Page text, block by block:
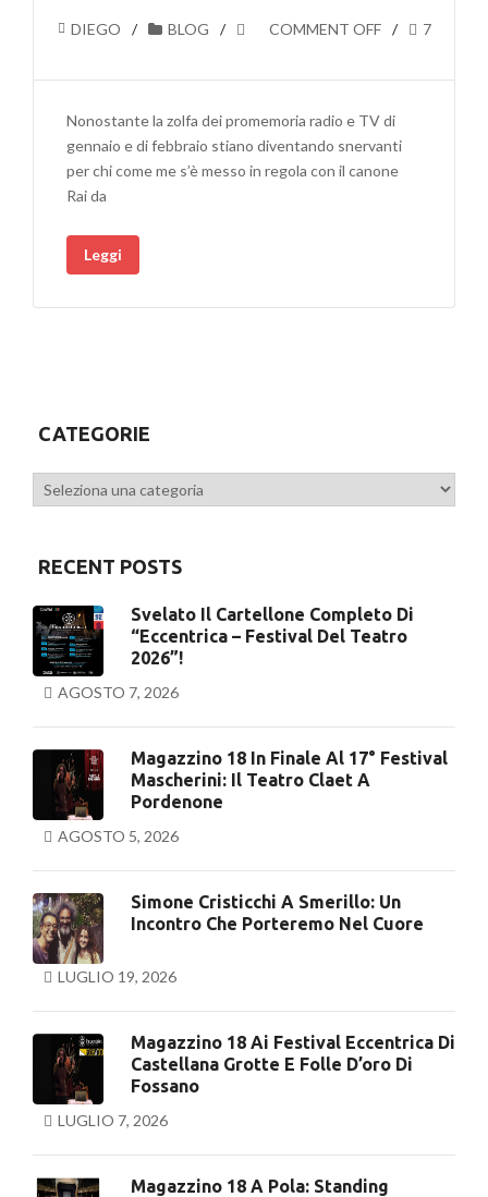
DIEGO BLOG COMMENT OFF 7
Nonostante la zolfa dei promemoria radio e TV di
gennaio e di febbraio stiano diventando snervanti
per chi come me s’è messo in regola con il canone
Rai da
Leggi
CATEGORIE
Categorie
RECENT POSTS
Svelato Il Cartellone Completo Di
“Eccentrica – Festival Del Teatro
2026”!
AGOSTO 7, 2026
Magazzino 18 In Finale Al 17° Festival
Mascherini: Il Teatro Claet A
Pordenone
AGOSTO 5, 2026
Simone Cristicchi A Smerillo: Un
Incontro Che Porteremo Nel Cuore
LUGLIO 19, 2026
Magazzino 18 Ai Festival Eccentrica Di
Castellana Grotte E Folle D’oro Di
Fossano
LUGLIO 7, 2026
Magazzino 18 A Pola: Standing